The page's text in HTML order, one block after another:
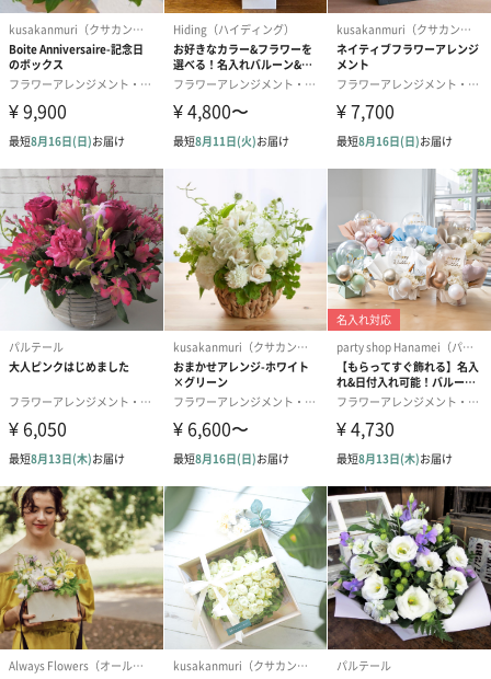
ブライダルロリポップ
ドレス（いちご味)
（1,122円）
ブライダルロリポップ
タキシード（コーラ味)
（1,122円）
今治タオルケ
ンドタオル・
タオル）（
生花
生花のブーケを同梱します。
※9-15時にご注文いただく場合、最短のお届け可能日が通常より
も1日遅くなります。
シーズンブーケ（ひま
わり）（1,880円）
ブーケ（ホワイトグリ
ーン）（1,650円）
ブーケ（ピン
（1,650円）